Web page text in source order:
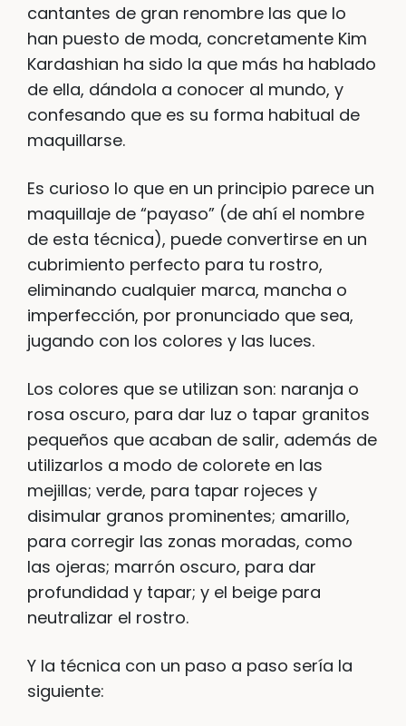
cantantes de gran renombre las que lo
han puesto de moda, concretamente Kim
Kardashian ha sido la que más ha hablado
de ella, dándola a conocer al mundo, y
confesando que es su forma habitual de
maquillarse.
Es curioso lo que en un principio parece un
maquillaje de “payaso” (de ahí el nombre
de esta técnica), puede convertirse en un
cubrimiento perfecto para tu rostro,
eliminando cualquier marca, mancha o
imperfección, por pronunciado que sea,
jugando con los colores y las luces.
Los colores que se utilizan son: naranja o
rosa oscuro, para dar luz o tapar granitos
pequeños que acaban de salir, además de
utilizarlos a modo de colorete en las
mejillas; verde, para tapar rojeces y
disimular granos prominentes; amarillo,
para corregir las zonas moradas, como
las ojeras; marrón oscuro, para dar
profundidad y tapar; y el beige para
neutralizar el rostro.
Y la técnica con un paso a paso sería la
siguiente: